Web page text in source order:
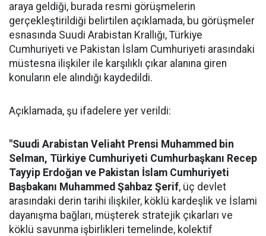
araya geldiği, burada resmi görüşmelerin
gerçekleştirildiği belirtilen açıklamada, bu görüşmeler
esnasında Suudi Arabistan Krallığı, Türkiye
Cumhuriyeti ve Pakistan İslam Cumhuriyeti arasındaki
müstesna ilişkiler ile karşılıklı çıkar alanına giren
konuların ele alındığı kaydedildi.
Açıklamada, şu ifadelere yer verildi:
"Suudi Arabistan Veliaht Prensi Muhammed bin
Selman, Türkiye Cumhuriyeti Cumhurbaşkanı Recep
Tayyip Erdoğan ve Pakistan İslam Cumhuriyeti
Başbakanı Muhammed Şahbaz Şerif, üç devlet
arasındaki derin tarihi ilişkiler, köklü kardeşlik ve İslami
dayanışma bağları, müşterek stratejik çıkarları ve
köklü savunma işbirlikleri temelinde, kolektif